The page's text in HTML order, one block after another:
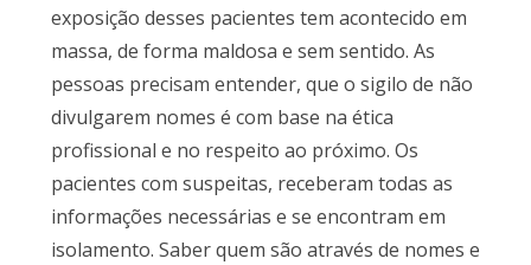
exposição desses pacientes tem acontecido em
massa, de forma maldosa e sem sentido. As
pessoas precisam entender, que o sigilo de não
divulgarem nomes é com base na ética
profissional e no respeito ao próximo. Os
pacientes com suspeitas, receberam todas as
informações necessárias e se encontram em
isolamento. Saber quem são através de nomes e